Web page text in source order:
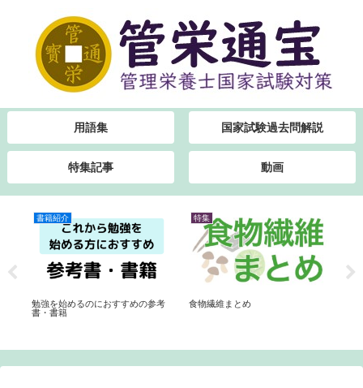
用語集 国家試験過去問解説
特集記事 動画
書籍紹介
勉強を始めるのにおすすめの参考
書・書籍
特集
食物繊維まとめ